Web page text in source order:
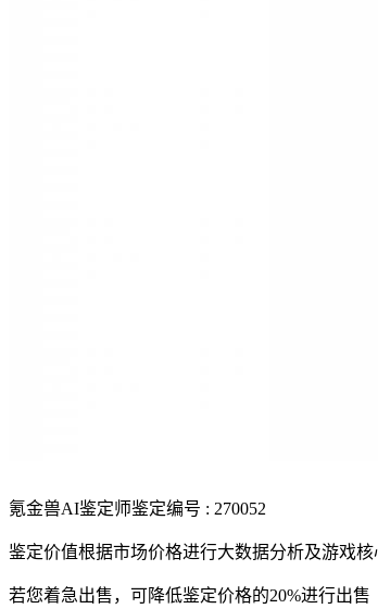
氪金兽AI鉴定师鉴定编号 : 270052
鉴定价值根据市场价格进行大数据分析及游戏
若您着急出售，可降低鉴定价格的20%进行出售